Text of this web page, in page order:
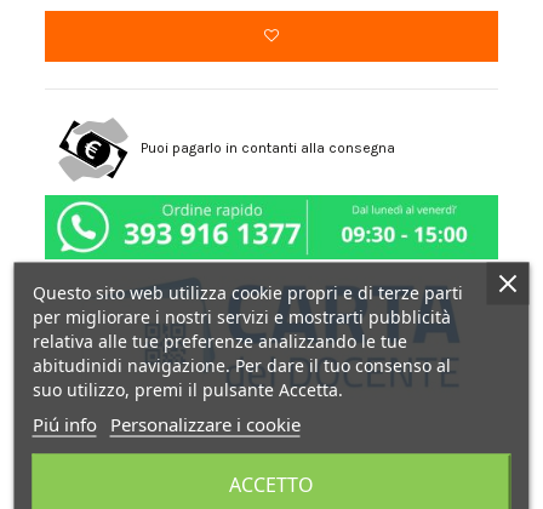
Puoi pagarlo in contanti alla consegna
Questo sito web utilizza cookie propri e di terze parti
per migliorare i nostri servizi e mostrarti pubblicità
relativa alle tue preferenze analizzando le tue
abitudinidi navigazione. Per dare il tuo consenso al
suo utilizzo, premi il pulsante Accetta.
Piú info Personalizzare i cookie
ACCETTO